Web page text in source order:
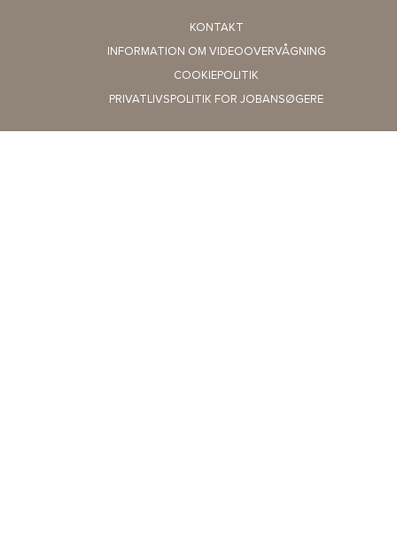
KONTAKT
INFORMATION OM VIDEOOVERVÅGNING
COOKIEPOLITIK
PRIVATLIVSPOLITIK FOR JOBANSØGERE